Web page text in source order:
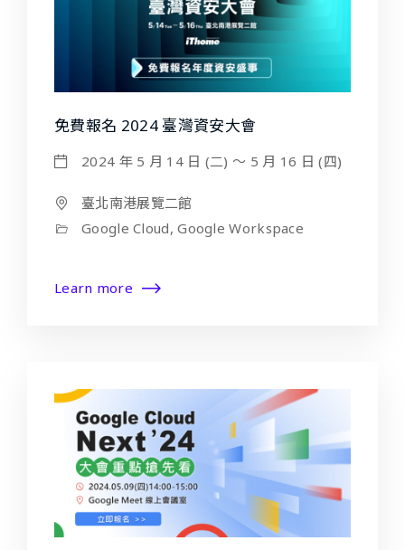
免費報名 2024 臺灣資安大會
2024 年 5 月 14 日 (二) ～ 5 月 16 日 (四)
臺北南港展覽二館
Google Cloud, Google Workspace
Learn more